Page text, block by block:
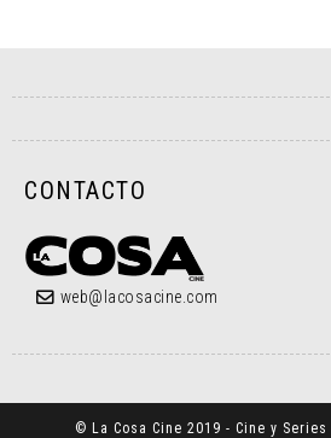
CONTACTO
web@lacosacine.com
© La Cosa Cine 2019 - Cine y